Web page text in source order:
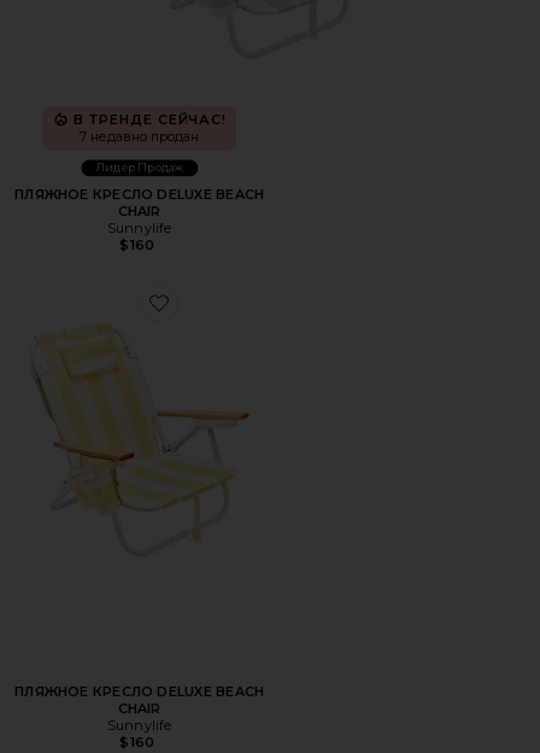
В ТРЕНДЕ СЕЙЧАС!
7 недавно продан
Лидер Продаж
ПЛЯЖНОЕ КРЕСЛО DELUXE BEACH
CHAIR
Sunnylife
$160
Favorite ПЛЯЖНОЕ КРЕСЛО DELUXE BEACH CHAIR
ПЛЯЖНОЕ КРЕСЛО DELUXE BEACH
CHAIR
Sunnylife
$160